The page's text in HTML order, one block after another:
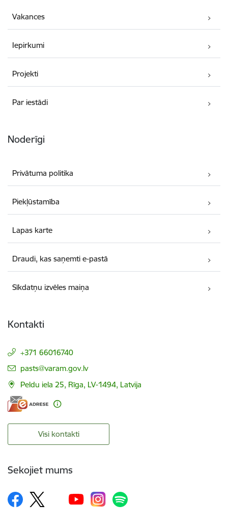
Vakances
Iepirkumi
Projekti
Par iestādi
Noderīgi
Privātuma politika
Piekļūstamība
Lapas karte
Draudi, kas saņemti e-pastā
Sīkdatņu izvēles maiņa
Kontakti
+371 66016740
E-pasts:
pasts@varam.gov.lv
Peldu iela 25, Rīga, LV-1494, Latvija
Visi kontakti
Sekojiet mums